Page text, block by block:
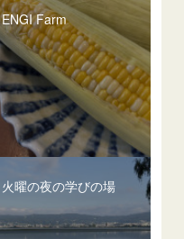
ENGI Farm
火曜の夜の学びの場